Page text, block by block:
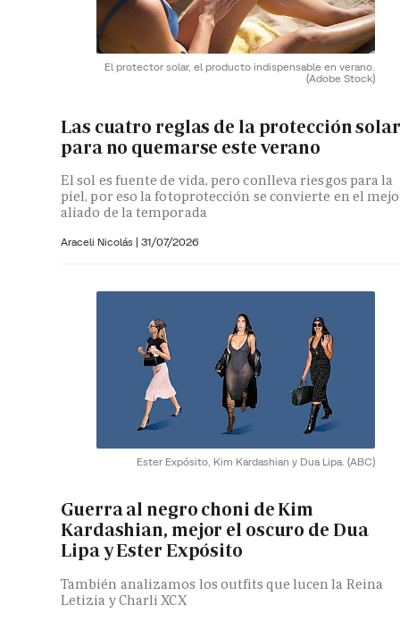
El protector solar, el producto indispensable en verano.
(Adobe Stock)
Las cuatro reglas de la protección solar
para no quemarse este verano
El sol es fuente de vida, pero conlleva riesgos para la
piel, por eso la fotoprotección se convierte en el
aliado de la temporada
Araceli Nicolás | 31/07/2026
Ester Expósito, Kim Kardashian y Dua Lipa. (ABC)
Guerra al negro choni de Kim
Kardashian, mejor el oscuro de Dua
Lipa y Ester Expósito
También analizamos los outfits que lucen la Reina
Letizia y Charli XCX